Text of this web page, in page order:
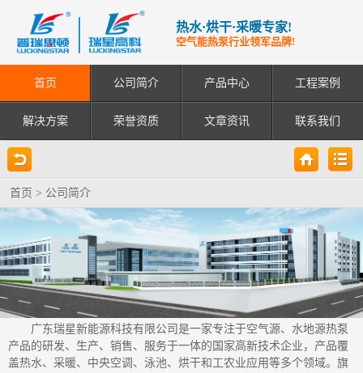
热水·烘干·采暖专家!
空气能热泵行业领军品牌!
首页 公司简介 产品中心 工程案例
解决方案 荣誉资质 文章资讯 联系我们
首页 > 公司简介
广东瑞星新能源科技有限公司是一家专注于空气源、水地源热泵
产品的研发、生产、销售、服务于一体的国家高新技术企业，产品覆
盖热水、采暖、中央空调、泳池、烘干和工农业应用等多个领域。旗